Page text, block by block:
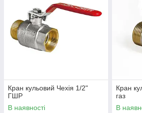
Кран кульовий Чехія 1/2"
ГШР
В наявності
Кран
газ
В